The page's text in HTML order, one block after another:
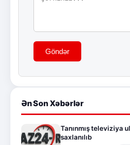
Göndər
Ən Son Xəbərlər
Tanınmış televiziya
saxlanılıb